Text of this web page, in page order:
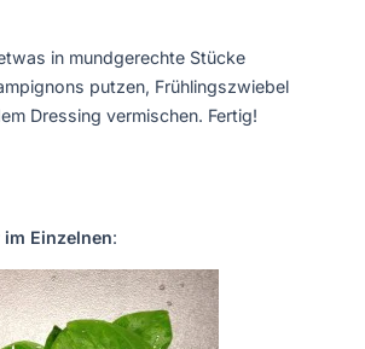
in mundgerechte Stücke
putzen, Frühlingszwiebel
Dressing vermischen. Fertig!
Einzelnen: